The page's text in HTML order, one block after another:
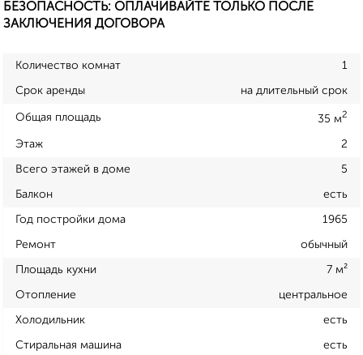
БЕЗОПАСНОСТЬ: ОПЛАЧИВАЙТЕ ТОЛЬКО ПОСЛЕ
ЗАКЛЮЧЕНИЯ ДОГОВОРА
Количество комнат 1
Срок аренды на длительный срок
Общая площадь 35 м2
Этаж 2
Всего этажей в доме 5
Балкон есть
Год постройки дома 1965
Ремонт обычный
Площадь кухни 7 м²
Отопление центральное
Холодильник есть
Стиральная машина есть